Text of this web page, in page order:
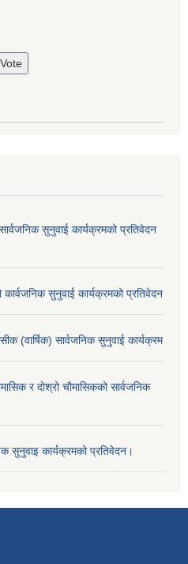
सुनुवाई कार्यक्रमको प्रतिवेदन
सुनुवाई कार्यक्रमको प्रतिवेदन
(वार्षिक) सार्वजनिक सुनुवाई कार्यक्रम
र दोश्रो चौमासिकको सार्वजनिक
सुनुवाइ कार्यक्रमको प्रतिवेदन।